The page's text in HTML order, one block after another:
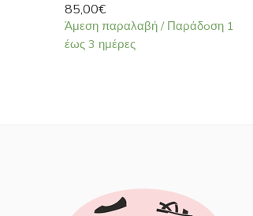
85,00€
Άμεση παραλαβή / Παράδoση 1
έως 3 ημέρες